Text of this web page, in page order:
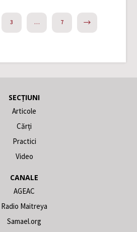
3 … 7
SECȚIUNI
Articole
Cărți
Practici
Video
CANALE
AGEAC
Radio Maitreya
Samael.org